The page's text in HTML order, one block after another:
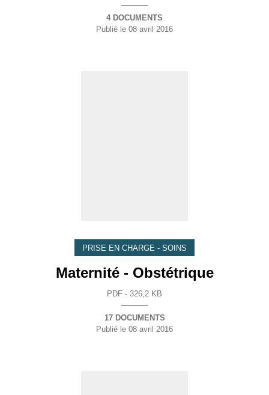
4 DOCUMENTS
Publié le 08 avril 2016
PRISE EN CHARGE - SOINS
Maternité - Obstétrique
PDF - 326,2 KB
17 DOCUMENTS
Publié le 08 avril 2016